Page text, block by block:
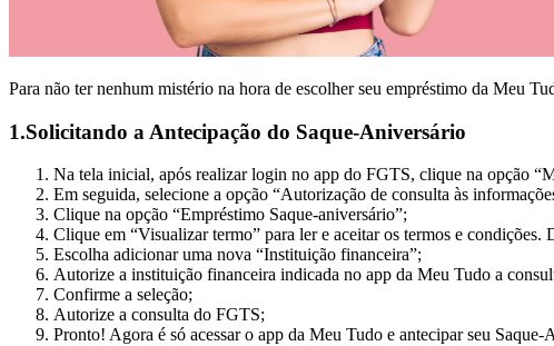
Para não ter nenhum mistério na hora de escolher seu empréstimo da Meu
1.Solicitando a Antecipação do Saque-Aniversário
Na tela inicial, após realizar login no app do FGTS, clique na opção
Em seguida, selecione a opção “Autorização de consulta às
Clique na opção “Empréstimo Saque-aniversário”;
Clique em “Visualizar termo” para ler e aceitar os termos e
Escolha adicionar uma nova “Instituição financeira”;
Autorize a instituição financeira indicada no app da Meu Tudo a
Confirme a seleção;
Autorize a consulta do FGTS;
Pronto! Agora é só acessar o app da Meu Tudo e antecipar seu Saque-